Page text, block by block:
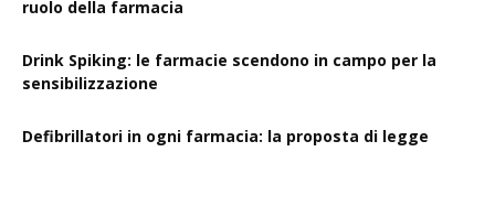
ruolo della farmacia
Drink Spiking: le farmacie scendono in campo per la
sensibilizzazione
Defibrillatori in ogni farmacia: la proposta di legge